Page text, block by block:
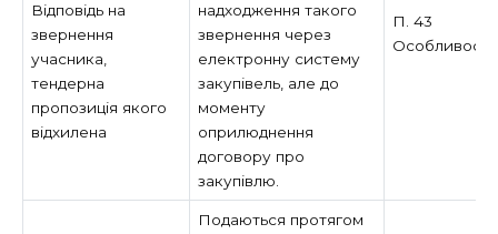
Відповідь на
звернення
учасника,
тендерна
пропозиція якого
відхилена
надходження такого
звернення через
електронну систему
закупівель, але до
моменту
оприлюднення
договору про
закупівлю.
П. 43
Подаються протягом